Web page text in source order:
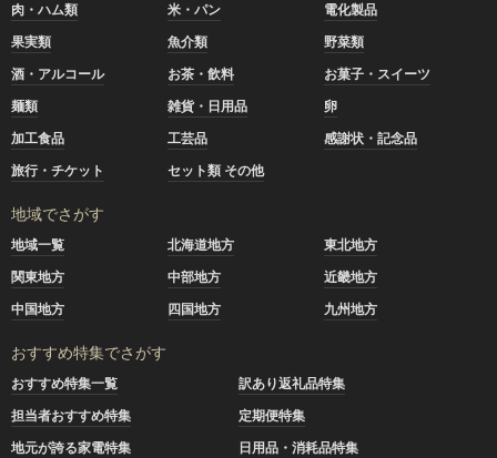
肉・ハム類 米・パン
電化製品
果実類
魚介類
野菜類
酒・アルコール
お茶・飲料
お菓子・スイーツ
麺類
雑貨・日用品
卵
加工食品
工芸品
感謝状・記念品
旅行・チケット
セット類 その他
地域でさがす
地域一覧 北海道地方
東北地方
関東地方
中部地方
近畿地方
中国地方
四国地方 九州地方
おすすめ特集でさがす
おすすめ特集一覧
訳あり返礼品特集
担当者おすすめ特集
定期便特集
地元が誇る家電特集
日用品・消耗品特集